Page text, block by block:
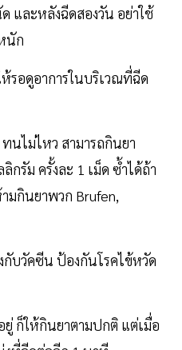
และหลังฉีดสองวัน อย่าใช้
นัก
รอดูอาการในบริเวณที่ฉีด
นไม่ไหว สามารถกินยา
กรัม ครั้งละ 1 เม็ด ซ้ำได้ถ้า
มกินยาพวก Brufen,
กับวัคซีน ป้องกันโรคไข้หวัด
ก็ให้กินยาตามปกติ แต่เมื่อ